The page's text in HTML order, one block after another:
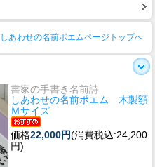
しあわせの名前ポエムページトップへ
書家の手書き名前詩
しあわせの名前ポエム 木製額
Ｍサイズ
価格22,000円(消費税込:24,200
円)